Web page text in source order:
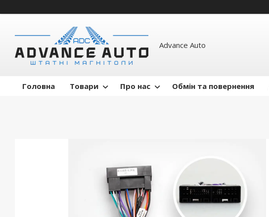
Advance Auto
Головна Товари Про нас Обмін та повернення